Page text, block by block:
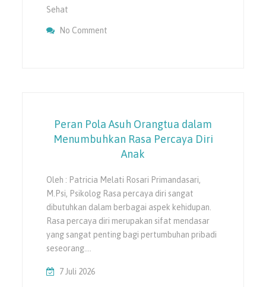
Sehat
No Comment
Peran Pola Asuh Orangtua dalam
Menumbuhkan Rasa Percaya Diri
Anak
Oleh : Patricia Melati Rosari Primandasari,
M.Psi, Psikolog Rasa percaya diri sangat
dibutuhkan dalam berbagai aspek kehidupan.
Rasa percaya diri merupakan sifat mendasar
yang sangat penting bagi pertumbuhan pribadi
seseorang.…
7 Juli 2026